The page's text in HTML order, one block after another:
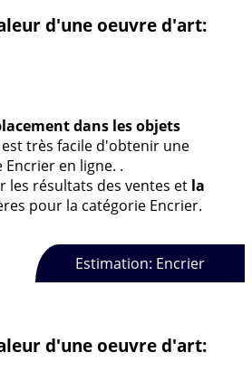
d'une oeuvre d'art:
dans les objets
est très facile d'obtenir une
en ligne. .
les résultats des ventes et la
pour la catégorie Encrier.
Estimation: Encrier
d'une oeuvre d'art: